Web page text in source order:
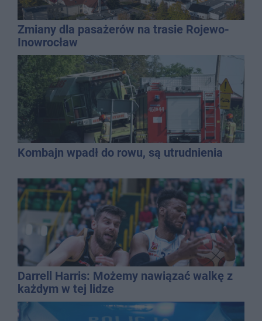
Zmiany dla pasażerów na trasie Rojewo-
Inowrocław
Kombajn wpadł do rowu, są utrudnienia
Darrell Harris: Możemy nawiązać walkę z
każdym w tej lidze